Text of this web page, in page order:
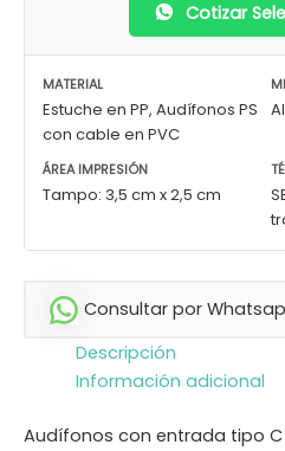
Cotizar
MATERIAL
Estuche en PP, Audífonos PS
con cable en PVC
ÁREA IMPRESIÓN
Tampo: 3,5 cm x 2,5 cm
Consultar por
Descripción
Información adicional
Audífonos con entrada tipo